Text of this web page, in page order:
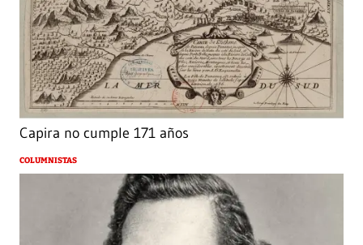
Capira no cumple 171 años
COLUMNISTAS